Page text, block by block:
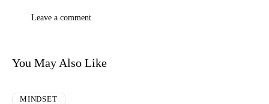
You May Also Like
MINDSET